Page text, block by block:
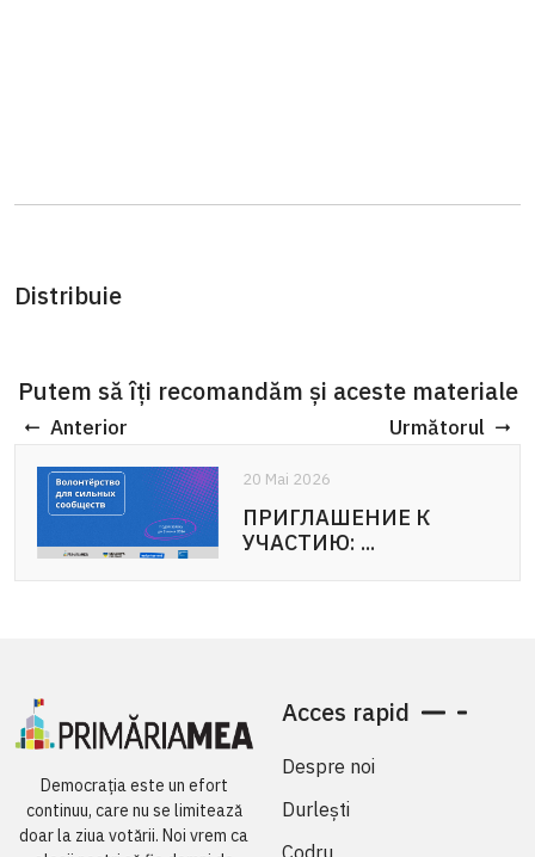
Distribuie
Putem să îți recomandăm și aceste materiale
Anterior Următorul
20 Mai 2026
ПРИГЛАШЕНИЕ К
УЧАСТИЮ: ...
20 Mai 2026
APEL DE PARTICIPARE:
Voluntariat pentru ...
Democrația este un efort
continuu, care nu se limitează
doar la ziua votării. Noi vrem ca
Acces rapid
Despre noi
Durlești